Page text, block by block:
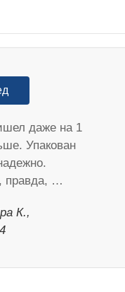
даже на 1
Упакован
правда, …
К.,